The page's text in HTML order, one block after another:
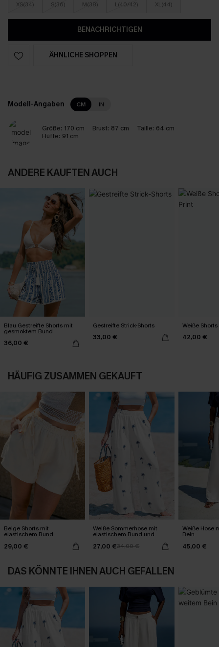
XS(34) S(36) M(38) L(40/42) XL(44)
BENACHRICHTIGEN
ÄHNLICHE SHOPPEN
Modell-Angaben CM IN
Größe: 170 cm Brust: 87 cm Taille: 64 cm
Hüfte: 91 cm
ANDERE KAUFTEN AUCH
Blau Gestreifte Shorts mit
gesmoktem Bund
36,00 €
Gestreifte Strick-Shorts
33,00 €
Weiße
42,00 €
HÄUFIG ZUSAMMEN GEKAUFT
Beige Shorts mit
elastischem Bund
29,00 €
Weiße Sommerhose mit
elastischem Bund und
27,00 €34,00 €
Weiße Hose
Bein
45,00 €
DAS KÖNNTE IHNEN AUCH GEFALLEN